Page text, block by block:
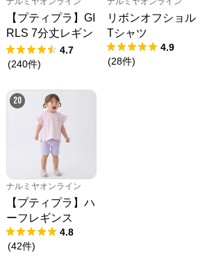
【プティプラ】GI
RLS 7分丈レギン
ス
4.7
(240件)
リボンオフショル
Tシャツ
4.9
(28件)
20
ナルミヤオンライン
【プティプラ】ハ
ーフレギンス
4.8
(42件)